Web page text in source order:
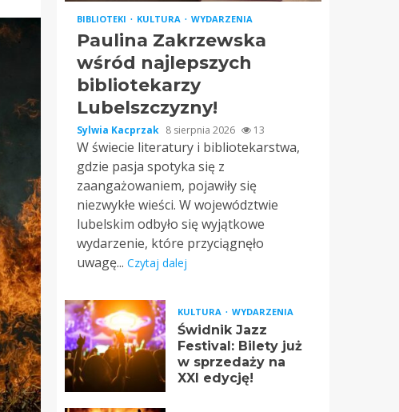
BIBLIOTEKI KULTURA WYDARZENIA
Paulina Zakrzewska
wśród najlepszych
bibliotekarzy
Lubelszczyzny!
Sylwia Kacprzak 8 sierpnia 2026 13
W świecie literatury i bibliotekarstwa,
gdzie pasja spotyka się z
zaangażowaniem, pojawiły się
niezwykłe wieści. W województwie
lubelskim odbyło się wyjątkowe
wydarzenie, które przyciągnęło
uwagę... Czytaj dalej
KULTURA WYDARZENIA
Świdnik Jazz
Festival: Bilety już
w sprzedaży na
XXI edycję!